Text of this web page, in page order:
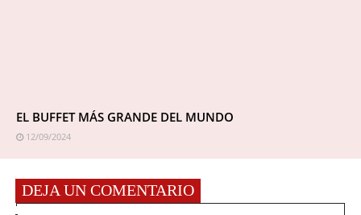
EL BUFFET MÁS GRANDE DEL MUNDO
12/09/2024
DEJA UN COMENTARIO